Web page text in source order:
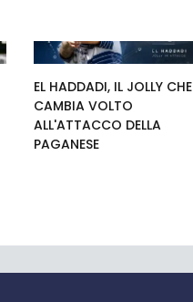
EL HADDADI, IL JOLLY CHE
CAMBIA VOLTO
ALL'ATTACCO DELLA
PAGANESE